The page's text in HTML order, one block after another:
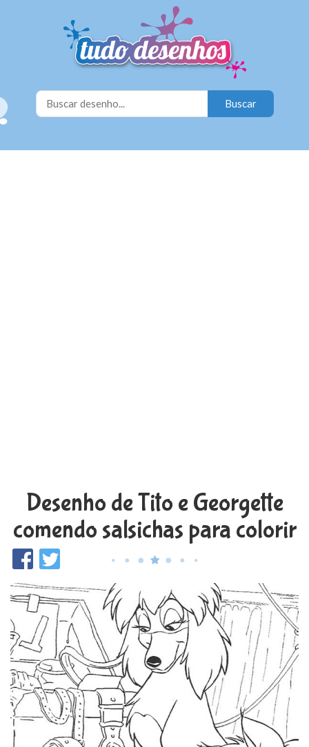
Desenho de Tito e Georgette
comendo salsichas para colorir